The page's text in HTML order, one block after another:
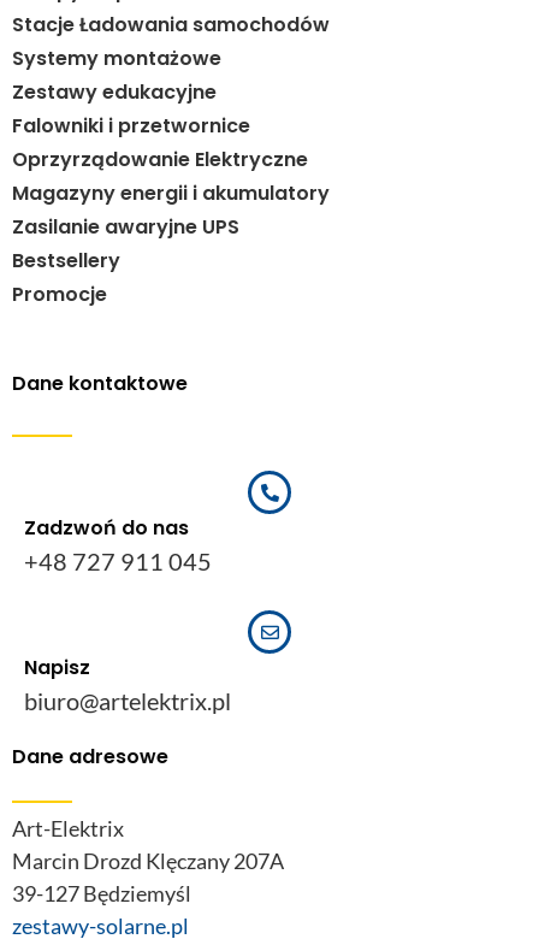
Stacje Ładowania samochodów
Systemy montażowe
Zestawy edukacyjne
Falowniki i przetwornice
Oprzyrządowanie Elektryczne
Magazyny energii i akumulatory
Zasilanie awaryjne UPS
Bestsellery
Promocje
Dane kontaktowe
Zadzwoń do nas
+48 727 911 045
Napisz
biuro@artelektrix.pl
Dane adresowe
Art-Elektrix
Marcin Drozd Klęczany 207A
39-127 Będziemyśl
zestawy-solarne.pl